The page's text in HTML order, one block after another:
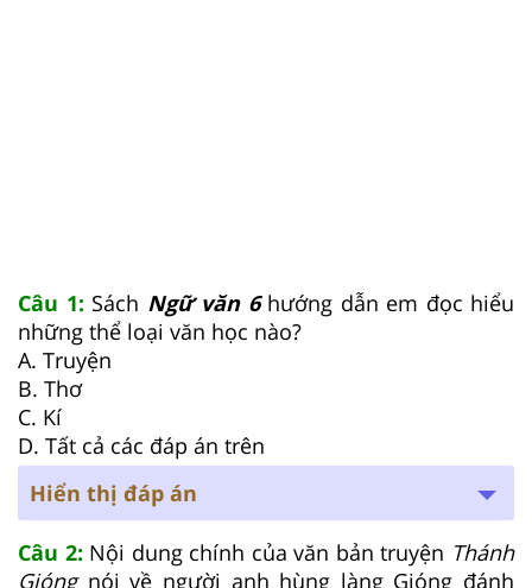
Câu 1: Sách Ngữ văn 6 hướng dẫn em đọc hiểu
những thể loại văn học nào?
A. Truyện
B. Thơ
C. Kí
D. Tất cả các đáp án trên
Hiển thị đáp án
Câu 2: Nội dung chính của văn bản truyện Thánh
Gióngnói về người anh hùng làng Gióng đánh